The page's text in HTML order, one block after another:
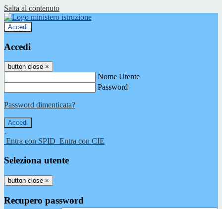
Salta al contenuto
Accedi
Accedi
button close ×
Nome Utente
Password
Password dimenticata?
-
Entra con SPID Entra con CIE
Seleziona utente
button close ×
Recupero password